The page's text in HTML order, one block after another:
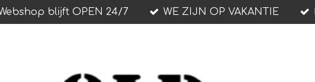
blijft OPEN 24/7 WE ZIJN OP VAKANTIE